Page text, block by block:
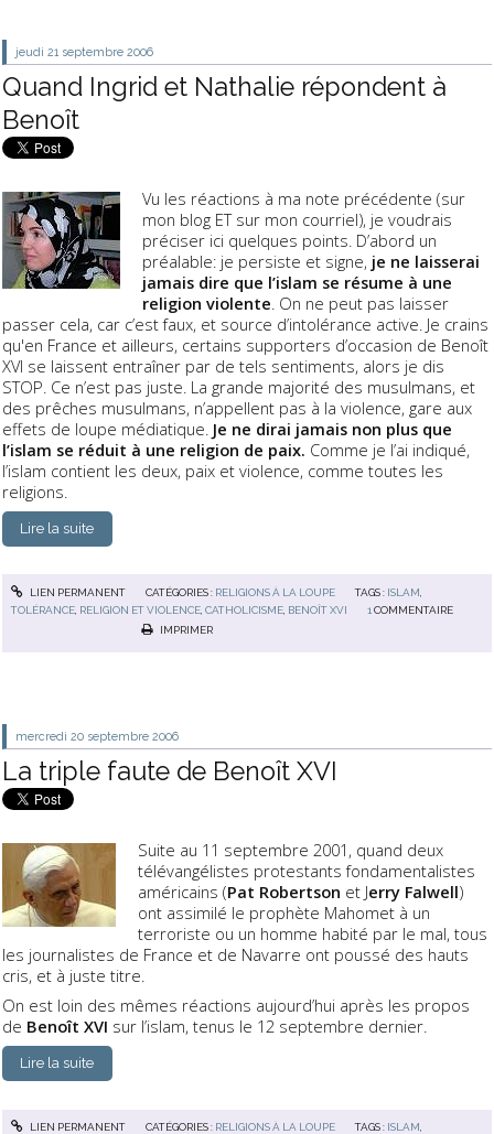
jeudi 21 septembre 2006
Quand Ingrid et Nathalie répondent à
Benoît
Vu les réactions à ma note précédente (sur
mon blog ET sur mon courriel), je voudrais
préciser ici quelques points. D’abord un
préalable: je persiste et signe, je ne laisserai
jamais dire que l’islam se résume à une
religion violente . On ne peut pas laisser
passer cela, car c’est faux, et source d’intolérance active. Je crains
qu'en France et ailleurs, certains supporters d’occasion de Benoît
XVI se laissent entraîner par de tels sentiments, alors je dis
STOP. Ce n’est pas juste. La grande majorité des musulmans, et
des prêches musulmans, n’appellent pas à la violence, gare aux
effets de loupe médiatique. Je ne dirai jamais non plus que
l’islam se réduit à une religion de paix. Comme je l’ai indiqué,
l’islam contient les deux, paix et violence, comme toutes les
religions.
Lire la suite
LIEN PERMANENT CATÉGORIES : RELIGIONS À LA LOUPE TAGS : ISLAM
TOLÉRANCE RELIGION ET VIOLENCE ,CATHOLICISME BENOÎT XVI 1 COMMENTAIRE
IMPRIMER
mercredi 20 septembre 2006
La triple faute de Benoît XVI
Suite au 11 septembre 2001, quand deux
télévangélistes protestants fondamentalistes
américains (Pat Robertson et Jerry Falwell)
ont assimilé le prophète Mahomet à un
terroriste ou un homme habité par le mal, tous
les journalistes de France et de Navarre ont poussé des hauts
cris, et à juste titre.
On est loin des mêmes réactions aujourd’hui après les propos
de Benoît XVI sur l’islam, tenus le 12 septembre dernier.
Lire la suite
LIEN PERMANENT CATÉGORIES : RELIGIONS À LA LOUPE TAGS : ISLAM